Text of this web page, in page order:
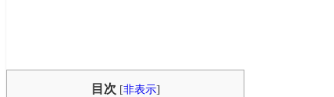
目次 [非表示]